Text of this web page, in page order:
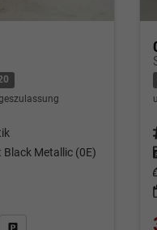
Black Metallic (0E)
Angebot anfordern
Datei, Fahrzeugexposé drucken
Fahrzeug merken/Expose